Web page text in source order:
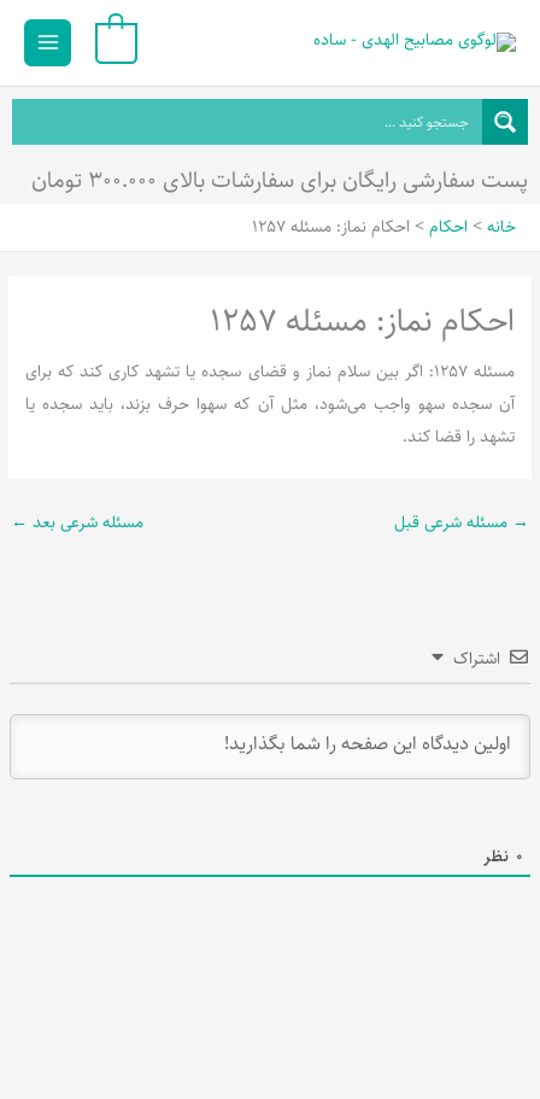
محتوا
Main
پست سفارشی رایگان برای سفارشات بالای ۳۰۰.۰۰۰ تومان
خانه احکام احکام نماز: مسئله 1257
احکام نماز: مسئله 1257
مسئله 1257: اگر بین سلام نماز و قضای سجده یا تشهد کاری کند که برای
آن سجده سهو واجب می‌شود، مثل آن که سهوا حرف بزند، باید سجده یا
تشهد را قضا کند.
→ مسئله شرعی قبل مسئله شرعی بعد ←
اشتراک
0 نظر